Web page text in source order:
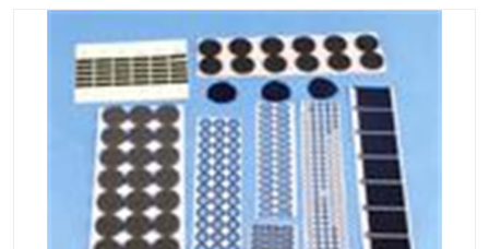
PORON泡棉 防火海绵
EVA珍珠棉异形 硅胶脚垫
佛橡胶泡棉